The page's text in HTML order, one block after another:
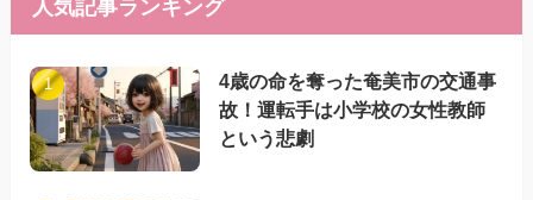
人気記事ランキング
4歳の命を奪った奄美市の交通事
故！運転手は小学校の女性教師
という悲劇